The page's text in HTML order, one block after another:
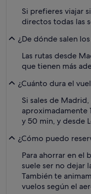
Si prefieres viajar
directos todas las
¿De dónde salen
Las rutas desde
que tienen más
¿Cuánto dura el
Si sales de
aproximadamente
y 50 min, y desde
¿Cómo puedo
Para ahorrar en el
suele ser no dejar
También te
vuelos según el